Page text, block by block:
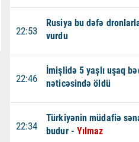
22:53
Rusiya bu dəfə
vurdu
22:46
İmişlidə 5 yaşlı uşaq
nəticəsində öldü
22:34
Türkiyənin müdafiə
budur - Yılmaz